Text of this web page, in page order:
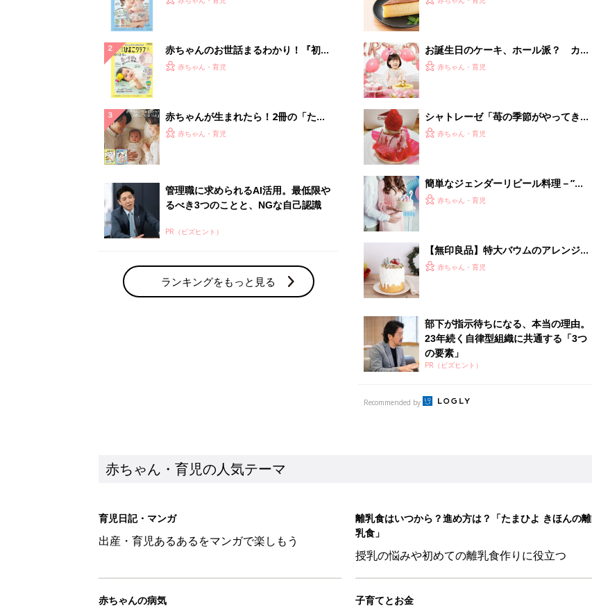
ランキングをもっと見る
23年続く自律型組織に共通する「3つ
の要素」
PR（ビズヒント）
赤ちゃん・育児の人気テーマ
育児日記・マンガ
離乳食はいつから？進め方は？「たまひよ きほんの離
授乳の悩みや初めての離乳食作りに役立つ
子育てとお金
妊娠・出産・育児にかかる費用やもらえる補助
金・助成金を解説
ユニクロベビー「絵本コラボが激かわ！」「肌着・パジャマ・Tシャツも！」買うべき夏アイテム
5選赤ちゃん・育児
8月3日生まれはこんな人 365日のお誕生日占い【鏡リュウジ監修】